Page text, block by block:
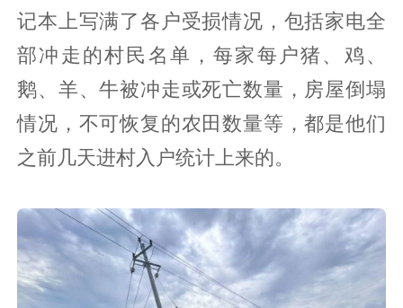
记本上写满了各户受损情况，包括家电全
部冲走的村民名单，每家每户猪、鸡、
鹅、羊、牛被冲走或死亡数量，房屋倒塌
情况，不可恢复的农田数量等，都是他们
之前几天进村入户统计上来的。